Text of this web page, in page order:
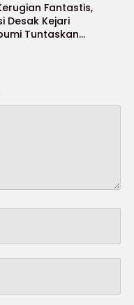
Fantastis,
Desak Kejari
Tuntaskan